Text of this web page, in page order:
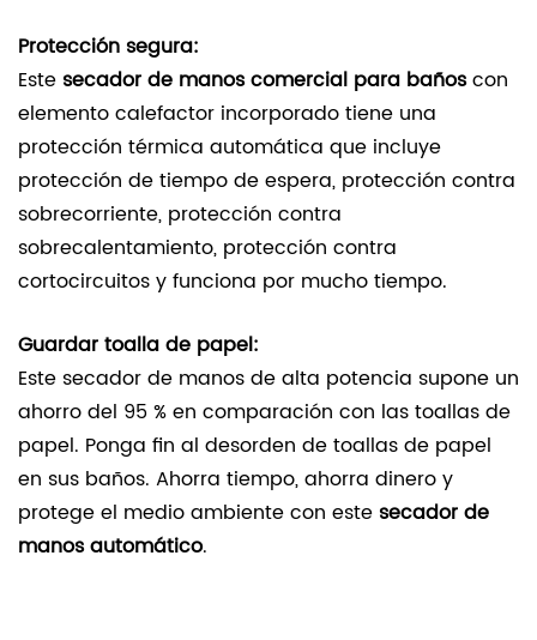
Protección segura:
Este secador de manos comercial para bañoscon
elemento calefactor incorporado tiene una
protección térmica automática que incluye
protección de tiempo de espera, protección contra
sobrecorriente, protección contra
sobrecalentamiento, protección contra
cortocircuitos y funciona por mucho tiempo.
Guardar toalla de papel:
Este secador de manos de alta potencia supone un
ahorro del 95 % en comparación con las toallas de
papel. Ponga fin al desorden de toallas de papel
en sus baños. Ahorra tiempo, ahorra dinero y
protege el medio ambiente con este secador de
manos automático.